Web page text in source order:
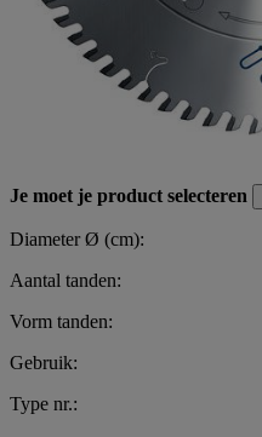
Je moet je product selecteren
Diameter Ø (cm):
Aantal tanden:
Vorm tanden:
Gebruik:
Type nr.: